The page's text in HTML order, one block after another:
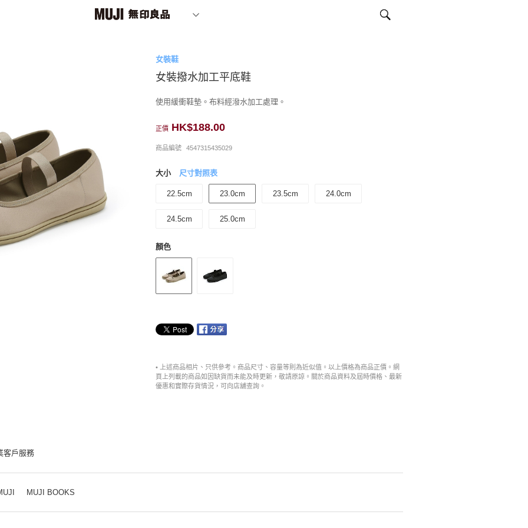
女裝鞋
女裝撥水加工平底鞋
使用緩衝鞋墊。布料經潑水加工處理。
正價 HK$188.00
商品編號 4547315435029
大小 尺寸對照表
22.5cm 23.0cm 23.5cm 24.0cm
24.5cm 25.0cm
顏色
• 上述商品相片、只供參考。商品尺寸、容量等則為近似值。以上價格為商品正價。網
頁上列載的商品如因缺貨而未能及時更新，敬請原諒。關於商品資料及屆時價格、最新
優惠和實際存貨情況，可向店舖查詢。
客戶服務
MUJI BOOKS